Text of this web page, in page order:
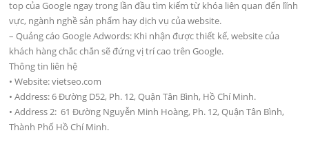
top của Google ngay trong lần đầu tìm kiếm từ khóa liên quan đến lĩnh
vực, ngành nghề sản phẩm hay dịch vụ của website.
– Quảng cáo Google Adwords: Khi nhận được thiết kế, website của
khách hàng chắc chắn sẽ đứng vị trí cao trên Google.
Thông tin liên hệ
• Website: vietseo.com
• Address: 6 Đường D52, Ph. 12, Quận Tân Bình, Hồ Chí Minh.
• Address 2: 61 Đường Nguyễn Minh Hoàng, Ph. 12, Quận Tân Bình,
Thành Phố Hồ Chí Minh.